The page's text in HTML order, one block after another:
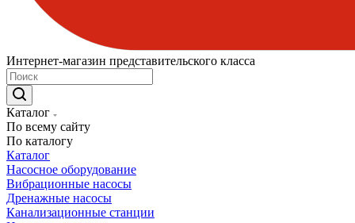
Интернет-магазин представительского класса
Каталог
По всему сайту
По каталогу
Каталог
Насосное оборудование
Вибрационные насосы
Дренажные насосы
Канализационные станции